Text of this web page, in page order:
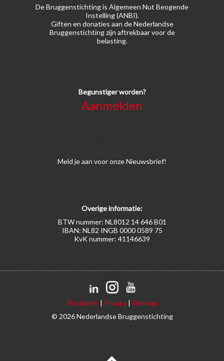
De Bruggenstichting is Algemeen Nut Beogende
Instelling (ANBI).
Giften en donaties aan de Nederlandse
Bruggenstichting zijn aftrekbaar voor de
belasting.
Begunstiger worden?
Aanmelden
Meld je aan voor onze Nieuwsbrief!
Overige informatie:
BTW nummer: NL8012 14 646 B01
IBAN: NL82 INGB 0000 0589 75
KvK nummer: 41146639
Disclaimer | Privacy | Sitemap
© 2026 Nederlandse Bruggenstichting